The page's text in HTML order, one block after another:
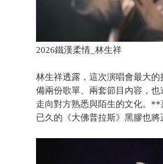
2026鐵漢柔情_林生祥
林生祥透露，這次演唱會最大
備兩份歌單、兩套節目內容，
走向對方熟悉與陌生的文化。
已久的《大佛普拉斯》黑膠也將